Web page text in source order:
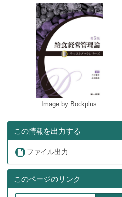
Image by Bookplus
この情報を出力する
ファイル出力
このページのリンク